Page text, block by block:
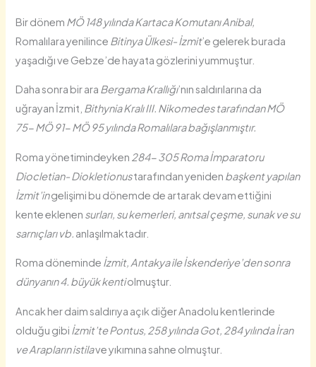
Bir dönem MÖ 148 yılında Kartaca Komutanı Anibal,
Romalılara yenilince Bitinya Ülkesi- İzmit’e gelerek burada
yaşadığı ve Gebze’de hayata gözlerini yummuştur.
Daha sonra bir ara Bergama Krallığı’nın saldırılarına da
uğrayan İzmit, Bithynia Kralı III. Nikomedes tarafından MÖ
75- MÖ 91- MÖ 95 yılında Romalılara bağışlanmıştır.
Roma yönetimindeyken 284- 305 Roma İmparatoru
Diocletian- Diokletionustarafından yeniden başkent yapılan
İzmit’ingelişimi bu dönemde de artarak devam ettiğini
kente eklenen surları, su kemerleri, anıtsal çeşme, sunak ve su
sarnıçları vb. anlaşılmaktadır.
Roma döneminde İzmit, Antakya ile İskenderiye’den sonra
dünyanın 4. büyük kentiolmuştur.
Ancak her daim saldırıya açık diğer Anadolu kentlerinde
olduğu gibi İzmit’te Pontus, 258 yılında Got, 284 yılında İran
ve Arapların istilave yıkımına sahne olmuştur.